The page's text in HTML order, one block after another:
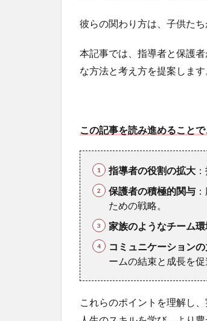
彼らの関わり方は、子供た
本記事では、指導者と保護
な方法と考え方を提案します
この記事を読み進めること
指導者の役割の拡大
保護者の積極的関与
ための戦略。
家族のようなチーム
コミュニケーションの
ームの結束と成長を促
これらのポイントを理解し